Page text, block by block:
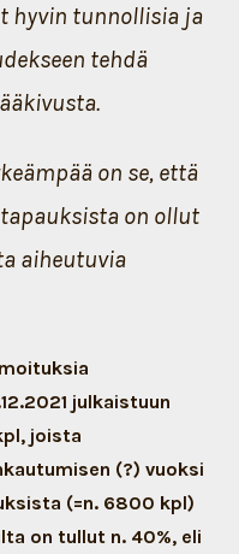
hyvin tunnollisia ja
tehdä
on se, että
on ollut
aiheutuvia
julkaistuun
joista
(?) vuoksi
(=n. 6800 kpl)
on tullut n. 40%, eli